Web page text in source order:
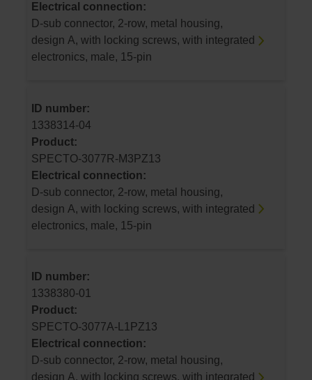
Electrical connection:
D-sub connector, 2-row, metal housing,
design A, with locking screws, with integrated
electronics, male, 15-pin
ID number:
1338314-04
Product:
SPECTO-3077R-M3PZ13
Electrical connection:
D-sub connector, 2-row, metal housing,
design A, with locking screws, with integrated
electronics, male, 15-pin
ID number:
1338380-01
Product:
SPECTO-3077A-L1PZ13
Electrical connection:
D-sub connector, 2-row, metal housing,
design A, with locking screws, with integrated